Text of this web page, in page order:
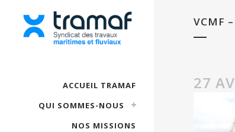
ACCUEIL TRAMAF
QUI SOMMES-NOUS
NOS MISSIONS
VCMF
27